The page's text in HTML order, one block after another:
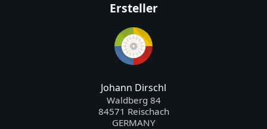
Ersteller
Johann Dirschl
Waldberg 84
84571 Reischach
GERMANY